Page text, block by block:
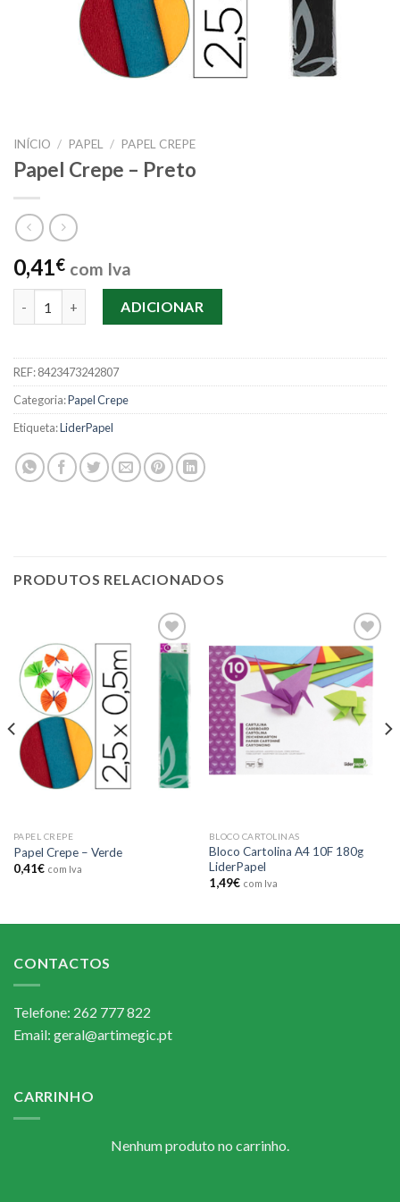
INÍCIO / PAPEL / PAPEL CREPE
Papel Crepe – Preto
0,41€ com Iva
ADICIONAR
REF:8423473242807
Categoria:Papel Crepe
Etiqueta:LiderPapel
PRODUTOS RELACIONADOS
Add to
PAPEL CREPE
Papel Crepe – Verde
0,41€ com Iva
Add to
wishlist
BLOCO CARTOLINAS
Bloco Cartolina A4 10F 180g
LiderPapel
1,49€ com Iva
CONTACTOS
Telefone: 262 777 822
Email: geral@artimegic.pt
CARRINHO
Nenhum produto no carrinho.